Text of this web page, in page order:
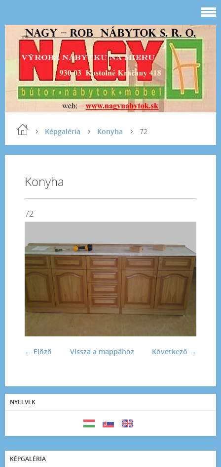
Képgaléria Konyha 72
Konyha
72
← Előző Következő →
Vissza a mappához
NYELVEK
KÉPGALÉRIA